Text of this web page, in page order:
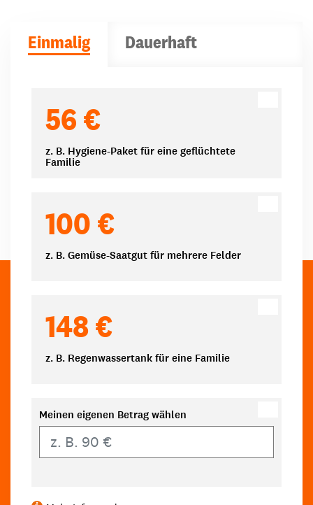
Einmalig Dauerhaft
56 €
z. B. Hygiene-Paket für eine geflüchtete
Familie
100 €
z. B. Gemüse-Saatgut für mehrere Felder
148 €
z. B. Regenwassertank für eine Familie
Meinen eigenen Betrag wählen